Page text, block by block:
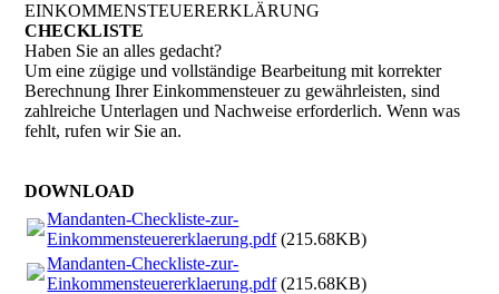
EINKOMMEN­STEUER­ERKLÄRUNG
CHECKLISTE
Haben Sie an alles gedacht?
Um eine zügige und vollständige Bearbeitung mit korrekter
Berechnung Ihrer Einkommensteuer zu gewährleisten, sind
zahlreiche Unterlagen und Nachweise erforderlich. Wenn was
fehlt, rufen wir Sie an.
DOWNLOAD
Mandanten-Checkliste-zur-
Einkommensteuererklaerung.pdf(215.68KB)
Mandanten-Checkliste-zur-
Einkommensteuererklaerung.pdf(215.68KB)